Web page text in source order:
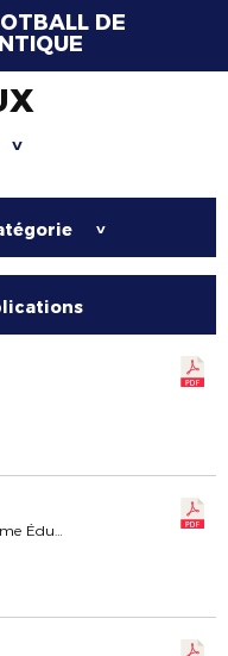
DE
>
>
Commission Écoresponsabilité et Programme Éducatif Fédéral